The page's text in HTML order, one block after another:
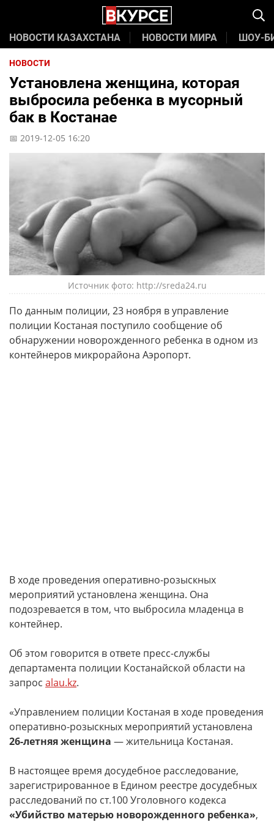
НОВОСТИ КАЗАХСТАНА НОВОСТИ МИРА ШОУ-
НОВОСТИ
Установлена женщина, которая
выбросила ребенка в мусорный
бак в Костанае
📅 2019-12-05 16:20
Источник фото: http://sreda24.ru
По данным полиции, 23 ноября в управление
полиции Костаная поступило сообщение об
обнаружении новорожденного ребенка в одном из
контейнеров микрорайона Аэропорт.
В ходе проведения оперативно-розыскных
мероприятий установлена женщина. Она
подозревается в том, что выбросила младенца в
контейнер.
Об этом говорится в ответе пресс-службы
департамента полиции Костанайской области на
запрос alau.kz.
«Управлением полиции Костаная в ходе проведения
оперативно-розыскных мероприятий установлена
26-летняя женщина — жительница Костаная.
В настоящее время досудебное расследование,
зарегистрированное в Едином реестре досудебных
расследований по ст.100 Уголовного кодекса
«Убийство матерью новорожденного ребенка»,